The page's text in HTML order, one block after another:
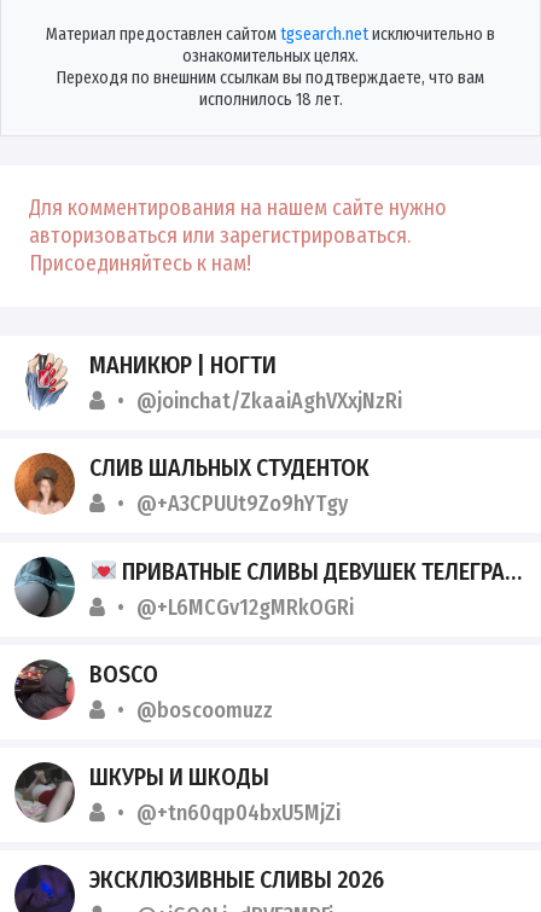
Материал предоставлен сайтомtgsearch.netисключительно в
ознакомительных целях.
Переходя по внешним ссылкам вы подтверждаете, что вам
исполнилось 18 лет.
Для комментирования на нашем сайте нужно
авторизоваться или зарегистрироваться.
Присоединяйтесь к нам!
МАНИКЮР | НОГТИ
@joinchat/ZkaaiAghVXxjNzRi
СЛИВ ШАЛЬНЫХ СТУДЕНТОК
@+A3CPUUt9Zo9hYTgy
ПРИВАТНЫЕ СЛИВЫ ДЕВУШЕК ТЕЛЕГРАМ
@+L6MCGv12gMRkOGRi
BOSCO
@boscoomuzz
ШКУРЫ И ШКОДЫ
@+tn60qp04bxU5MjZi
ЭКСКЛЮЗИВНЫЕ СЛИВЫ 2026